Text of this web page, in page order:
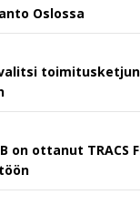
Oslossa
valitsi
on ottanut TRACS